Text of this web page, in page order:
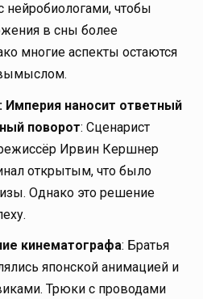
нейробиологами, чтобы
в сны более
многие аспекты остаются
наносит ответный
поворот: Сценарист
Ирвин Кершнер
открытым, что было
Однако это решение
кинематографа: Братья
японской анимацией и
Трюки с проводами